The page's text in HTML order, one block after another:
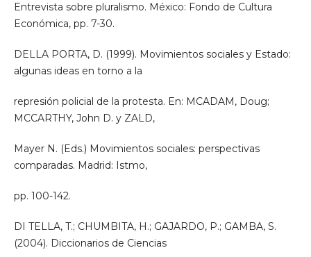
Entrevista sobre pluralismo. México: Fondo de Cultura
Económica, pp. 7-30.
DELLA PORTA, D. (1999). Movimientos sociales y Estado:
algunas ideas en torno a la
represión policial de la protesta. En: MCADAM, Doug;
MCCARTHY, John D. y ZALD,
Mayer N. (Eds.) Movimientos sociales: perspectivas
comparadas. Madrid: Istmo,
pp. 100-142.
DI TELLA, T.; CHUMBITA, H.; GAJARDO, P.; GAMBA, S.
(2004). Diccionarios de Ciencias